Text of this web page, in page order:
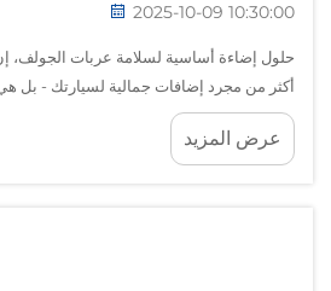
2025-10-09 10:30:00
حلول إضاءة أساسية لسلامة عربات الجولف،
أكثر من مجرد إضافات جمالية لسيارتك - بل
الرؤية والحماية خلال الظروف المنخفضة في
على...
عرض المزيد